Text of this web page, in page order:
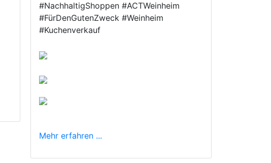
#NachhaltigShoppen #ACTWeinheim
#FürDenGutenZweck #Weinheim
#Kuchenverkauf
Mehr erfahren ...